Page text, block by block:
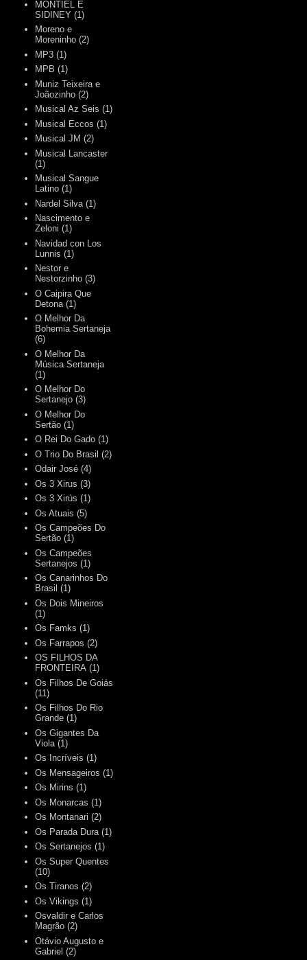
MONTIEL E
SIDINEY (1)
Moreno e
Moreninho (2)
MP3 (1)
MPB (1)
Muniz Teixeira e
Joãozinho (2)
Musical Az Seis (1)
Musical Eccos (1)
Musical JM (2)
Musical Lancaster
(1)
Musical Sangue
Latino (1)
Nardel Silva (1)
Nascimento e
Zeloni (1)
Navidad con Los
Lunnis (1)
Nestor e
Nestorzinho (3)
O Caipira Que
Detona (1)
O Melhor Da
Bohemia Sertaneja
(6)
O Melhor Da
Música Sertaneja
(1)
O Melhor Do
Sertanejo (3)
O Melhor Do
Sertão (1)
O Rei Do Gado (1)
O Trio Do Brasil (2)
Odair José (4)
Os 3 Xirus (3)
Os 3 Xirús (1)
Os Atuais (5)
Os Campeões Do
Sertão (1)
Os Campeões
Sertanejos (1)
Os Canarinhos Do
Brasil (1)
Os Dois Mineiros
(1)
Os Famks (1)
Os Farrapos (2)
OS FILHOS DA
FRONTEIRA (1)
Os Filhos De Goiás
(11)
Os Filhos Do Rio
Grande (1)
Os Gigantes Da
Viola (1)
Os Incríveis (1)
Os Mensageiros (1)
Os Mirins (1)
Os Monarcas (1)
Os Montanari (2)
Os Parada Dura (1)
Os Sertanejos (1)
Os Super Quentes
(10)
Os Tiranos (2)
Os Vikings (1)
Osvaldir e Carlos
Magrão (2)
Otávio Augusto e
Gabriel (2)